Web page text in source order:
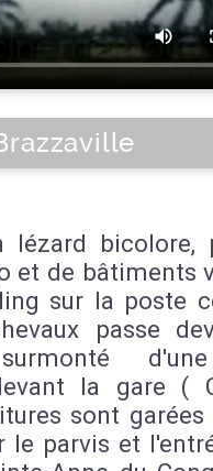
lézard bicolore,
et de bâtiments
sur la poste
passe
la gare (
sont garées
le parvis et